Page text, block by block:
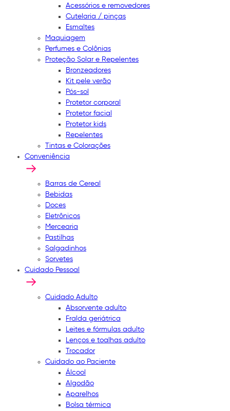
Acessórios e removedores
Cutelaria / pinças
Esmaltes
Maquiagem
Perfumes e Colônias
Proteção Solar e Repelentes
Bronzeadores
Kit pele verão
Pós-sol
Protetor corporal
Protetor facial
Protetor kids
Repelentes
Tintas e Colorações
Conveniência
Barras de Cereal
Bebidas
Doces
Eletrônicos
Mercearia
Pastilhas
Salgadinhos
Sorvetes
Cuidado Pessoal
Cuidado Adulto
Absorvente adulto
Fralda geriátrica
Leites e fórmulas adulto
Lenços e toalhas adulto
Trocador
Cuidado ao Paciente
Álcool
Algodão
Aparelhos
Bolsa térmica